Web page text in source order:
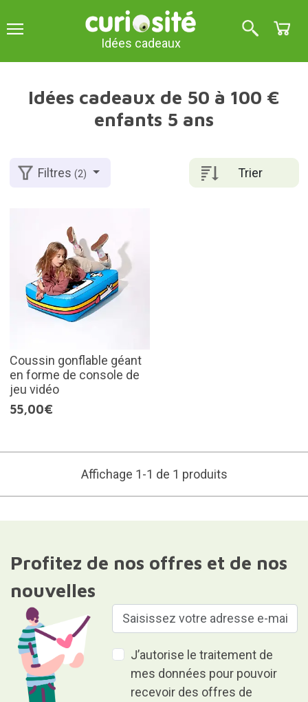
Idées cadeaux
Idées cadeaux de 50 à 100 €
enfants 5 ans
Trier
Filtres(2)
Coussin gonflable géant
en forme de console de
jeu vidéo
55,00€
Affichage 1-1 de 1 produits
Profitez de nos offres et de nos
nouvelles
J’autorise le traitement de
mes données pour pouvoir
recevoir des offres de